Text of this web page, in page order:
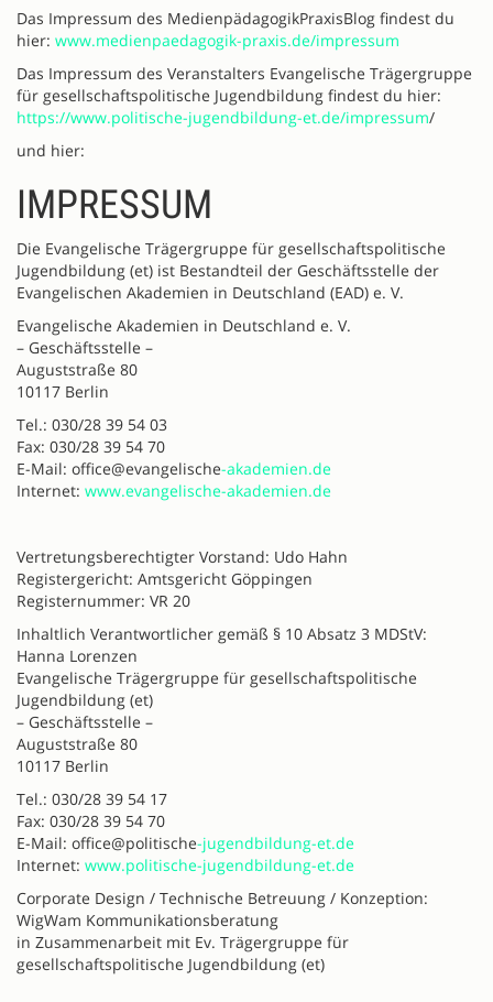
Das Impressum des MedienpädagogikPraxisBlog findest du
hier: www.medienpaedagogik-praxis.de/impressum
Das Impressum des Veranstalters Evangelische Trägergruppe
für gesellschaftspolitische Jugendbildung findest du hier:
https://www.politische-jugendbildung-et.de/impressum/
und hier:
IMPRESSUM
Die Evangelische Trägergruppe für gesellschaftspolitische
Jugendbildung (et) ist Bestandteil der Geschäftsstelle der
Evangelischen Akademien in Deutschland (EAD) e. V.
Evangelische Akademien in Deutschland e. V.
– Geschäftsstelle –
Auguststraße 80
10117 Berlin
Tel.: 030/28 39 54 03
Fax: 030/28 39 54 70
E-Mail: office@evangelische-akademien.de
Internet: www.evangelische-akademien.de
Vertretungsberechtigter Vorstand: Udo Hahn
Registergericht: Amtsgericht Göppingen
Registernummer: VR 20
Inhaltlich Verantwortlicher gemäß § 10 Absatz 3 MDStV:
Hanna Lorenzen
Evangelische Trägergruppe für gesellschaftspolitische
Jugendbildung (et)
– Geschäftsstelle –
Auguststraße 80
10117 Berlin
Tel.: 030/28 39 54 17
Fax: 030/28 39 54 70
E-Mail: office@politische-jugendbildung-et.de
Internet: www.politische-jugendbildung-et.de
Corporate Design / Technische Betreuung / Konzeption:
WigWam Kommunikationsberatung
in Zusammenarbeit mit Ev. Trägergruppe für
gesellschaftspolitische Jugendbildung (et)